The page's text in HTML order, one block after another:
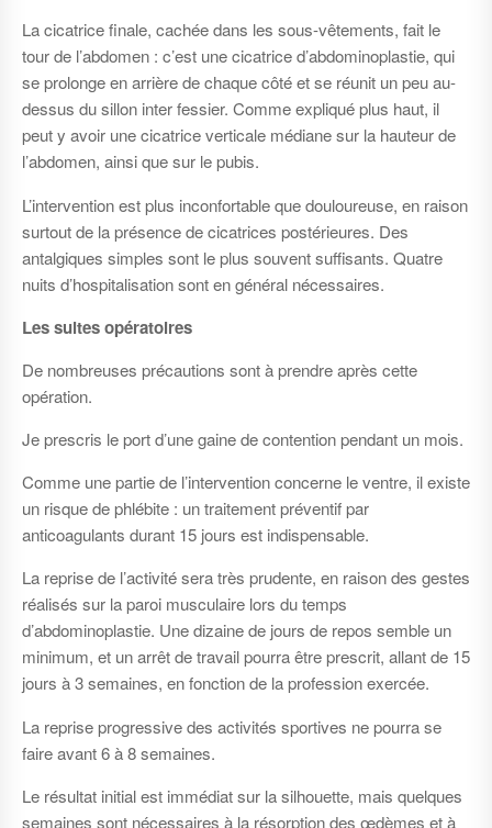
La cicatrice finale, cachée dans les sous-vêtements, fait le
tour de l’abdomen : c’est une cicatrice d’abdominoplastie, qui
se prolonge en arrière de chaque côté et se réunit un peu au-
dessus du sillon inter fessier. Comme expliqué plus haut, il
peut y avoir une cicatrice verticale médiane sur la hauteur de
l’abdomen, ainsi que sur le pubis.
L’intervention est plus inconfortable que douloureuse, en raison
surtout de la présence de cicatrices postérieures. Des
antalgiques simples sont le plus souvent suffisants. Quatre
nuits d’hospitalisation sont en général nécessaires.
Les suites opératoires
De nombreuses précautions sont à prendre après cette
opération.
Je prescris le port d’une gaine de contention pendant un mois.
Comme une partie de l’intervention concerne le ventre, il existe
un risque de phlébite : un traitement préventif par
anticoagulants durant 15 jours est indispensable.
La reprise de l’activité sera très prudente, en raison des gestes
réalisés sur la paroi musculaire lors du temps
d’abdominoplastie. Une dizaine de jours de repos semble un
minimum, et un arrêt de travail pourra être prescrit, allant de 15
jours à 3 semaines, en fonction de la profession exercée.
La reprise progressive des activités sportives ne pourra se
faire avant 6 à 8 semaines.
Le résultat initial est immédiat sur la silhouette, mais quelques
semaines sont nécessaires à la résorption des œdèmes et à